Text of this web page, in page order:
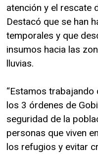
atención y el rescate
Destacó que se han
temporales y que
insumos hacia las
lluvias.
“Estamos
los 3 órdenes de
seguridad de la
personas que viven
los refugios y evitar